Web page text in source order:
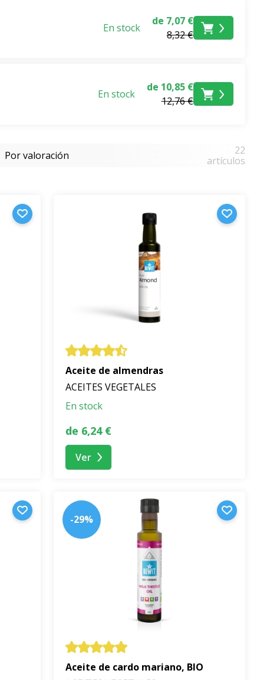
En stock
de 7,07 €
8,32 €
En stock
de 10,85 €
12,76 €
Por valoración
22
artículos
Aceite de almendras
ACEITES VEGETALES
En stock
de 6,24 €
Ver
-29%
Aceite de cardo mariano, BIO